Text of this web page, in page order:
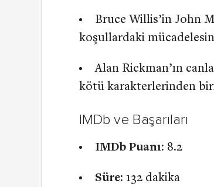
Bruce Willis’in John
koşullardaki
Alan Rickman’ın
kötü karakterlerinden
IMDb ve Başarıları
IMDb Puanı: 8.2
Süre: 132 dakika